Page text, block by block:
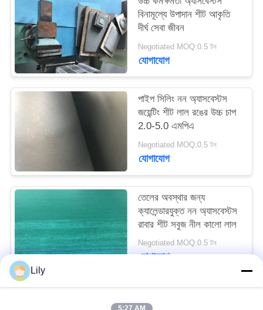
ম্যাপ
PRIVACY
POLICY
বিনামূল্যে উপাদান শীট আকৃতি
দীর্ঘ সেবা জীবন
Negotiated MOQ:0.5 টন
যোগাযোগ
পাইপ সিলিং নন অ্যাসবেস্টস
জয়েন্টিং শীট লাল রঙের উচ্চ চাপ
2.0-5.0 এমপিএ
Negotiated MOQ:0.5 টন
যোগাযোগ
তেলের অবস্থার জন্য
ক্যালেন্ডারযুক্ত নন অ্যাসবেস্টস
রাবার শীট সবুজ নীল কালো লাল
Negotiated MOQ:0.5 টন
যোগাযোগ
Lily
5:27 AM